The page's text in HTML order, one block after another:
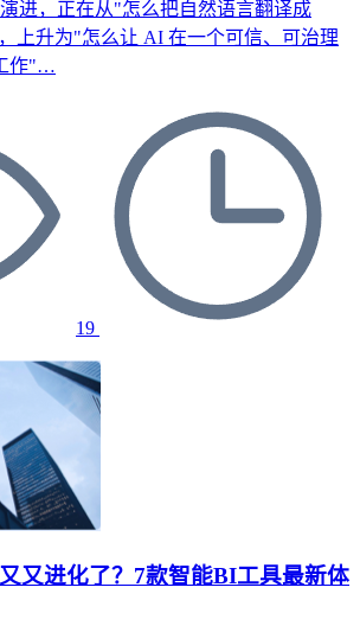
进，正在从"怎么把自然语言翻译成
上升为"怎么让 AI 在一个可信、可治理
作"…
19
又进化了？7款智能BI工具最新体